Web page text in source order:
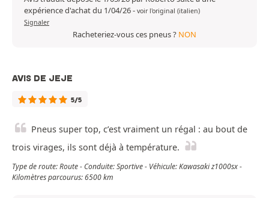
expérience d'achat du 1/04/26- voir l'original (italien)
Signaler
Racheteriez-vous ces pneus ? NON
AVIS DE JEJE
5/5
Pneus super top, c’est vraiment un régal : au bout de
trois virages, ils sont déjà à température.
Type de route: Route - Conduite: Sportive - Véhicule: Kawasaki z1000sx -
Kilomètres parcourus: 6500 km